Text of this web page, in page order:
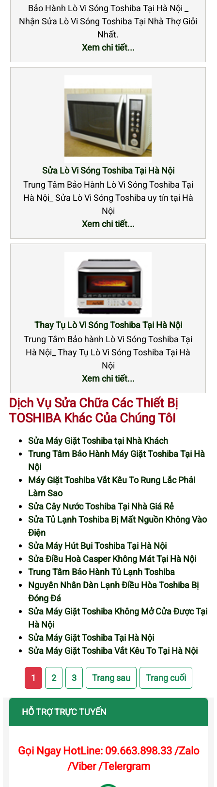
Bảo Hành Lò Vi Sóng Toshiba Tại Hà Nội _
Nhận Sửa Lò Vi Sóng Toshiba Tại Nhà Thợ Giỏi
Nhất.
Xem chi tiết...
Sửa Lò Vi Sóng Toshiba Tại Hà Nội
Trung Tâm Bảo Hành Lò Vi Sóng Toshiba Tại
Hà Nội_ Sửa Lò Vi Sóng Toshiba uy tín tại Hà
Nội
Xem chi tiết...
Thay Tụ Lò Vi Sóng Toshiba Tại Hà Nội
Trung Tâm Bảo hành Lò Vi Sóng Toshiba Tại
Hà Nội_ Thay Tụ Lò Vi Sóng Toshiba Tại Hà
Nội
Xem chi tiết...
Dịch Vụ Sửa Chữa Các Thiết Bị
TOSHIBA Khác Của Chúng Tôi
Sửa Máy Giặt Toshiba tại Nhà Khách
Trung Tâm Bảo Hành Máy Giặt Toshiba Tại Hà
Nội
Máy Giặt Toshiba Vắt Kêu To Rung Lắc Phải
Làm Sao
Sửa Cây Nước Toshiba Tại Nhà Giá Rẻ
Sửa Tủ Lạnh Toshiba Bị Mất Nguồn Không Vào
Điện
Sửa Máy Hút Bụi Toshiba Tại Hà Nội
Sửa Điều Hoà Casper Không Mát Tại Hà Nội
Trung Tâm Bảo Hành Tủ Lạnh Toshiba
Nguyên Nhân Dàn Lạnh Điều Hòa Toshiba Bị
Đóng Đá
Sửa Máy Giặt Toshiba Không Mở Cửa Được Tại
Hà Nội
Sửa Máy Giặt Toshiba Tại Hà Nội
Sửa Máy Giặt Toshiba Vắt Kêu To Tại Hà Nội
1 2 3 Trang sau Trang cuối
HỖ TRỢ TRỰC TUYẾN
Gọi Ngay HotLine: 09.663.898.33 /Zalo
/Viber /Telergram